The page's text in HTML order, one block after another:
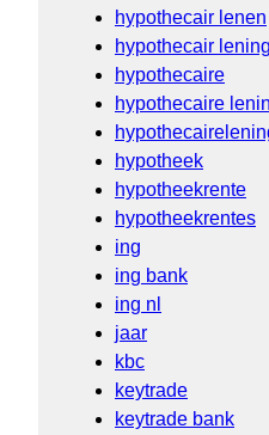
hypothecair lenen
hypothecair lening
hypothecaire
hypothecaire
hypotheek
hypotheekrente
hypotheekrentes
ing
ing bank
ing nl
jaar
kbc
keytrade
keytrade bank